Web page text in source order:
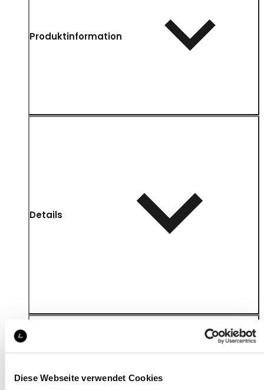
Diese Webseite verwendet Cookies
Produktinformation
Details